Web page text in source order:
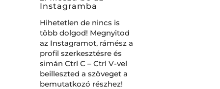
Instagramba
Hihetetlen de nincs is
több dolgod! Megnyitod
az Instagramot, rámész a
profil szerkesztésre és
simán Ctrl C – Ctrl V-vel
beilleszted a szöveget a
bemutatkozó részhez!